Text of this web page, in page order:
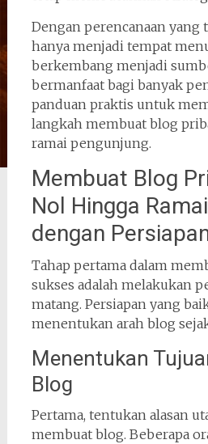
Dengan perencanaan yang
hanya menjadi tempat
berkembang menjadi
bermanfaat bagi banyak
panduan praktis untuk
langkah membuat blog
ramai pengunjung.
Membuat Blog
Nol Hingga
dengan
Tahap pertama dalam
sukses adalah melakukan
matang. Persiapan yang
menentukan arah blog
Menentukan
Blog
Pertama, tentukan alasan
membuat blog. Beberapa